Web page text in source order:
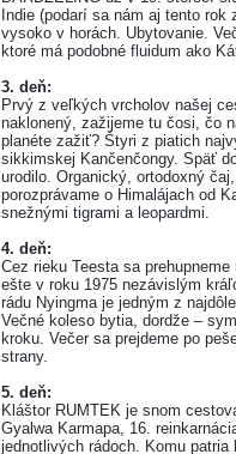
Indie (podarí sa nám aj tento
vysoko v horách. Ubytovanie.
ktoré má podobné fluidum ako
3. deň:
Prvý z veľkých vrcholov našej
naklonený, zažijeme tu čosi, čo
planéte zažiť? Štyri z piatich
sikkimskej Kančenčongy. Späť
urodilo. Organický, ortodoxný
porozprávame o Himalájach od
snežnými tigrami a leopardmi.
4. deň:
Cez rieku Teesta sa
ešte v roku 1975 nezávislým
rádu Nyingma je jedným z
Večné koleso bytia, dordže –
kroku. Večer sa prejdeme po
strany.
5. deň:
Kláštor RUMTEK je snom
Gyalwa Karmapa, 16.
jednotlivých rádoch. Komu